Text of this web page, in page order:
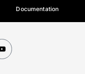
Documentation